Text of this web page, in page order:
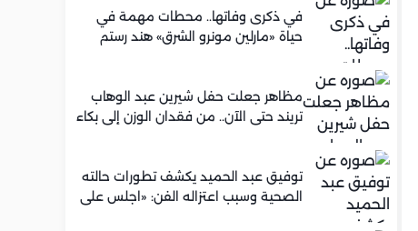
في ذكرى وفاتها.. محطات مهمة في
حياة «مارلين مونرو الشرق» هند رستم
مظاهر جعلت حفل شيرين عبد الوهاب
تريند حتى الآن.. من فقدان الوزن إلى بكاء
توفيق عبد الحميد يكشف تطورات حالته
الصحية وسبب اعتزاله الفن: «اجلس على